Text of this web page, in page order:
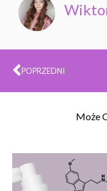
Prev
POPRZEDNI
Może